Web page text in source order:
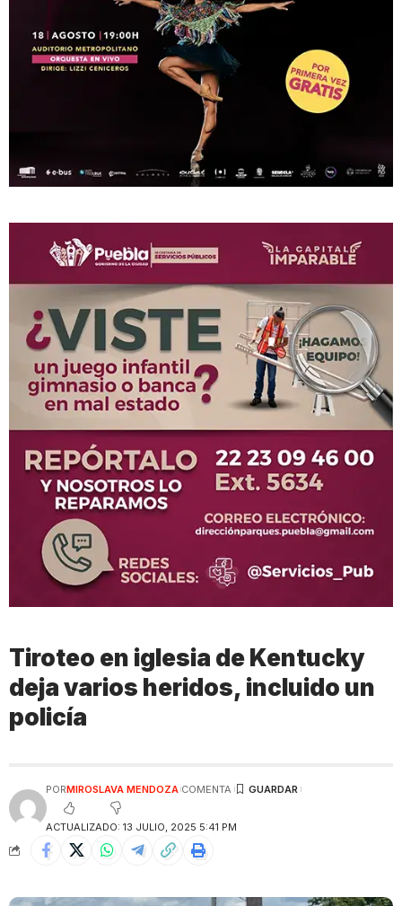
Tiroteo en iglesia de Kentucky
deja varios heridos, incluido un
policía
ACTUALIZADO: 13 JULIO, 2025 5:41 PM
PORMIROSLAVA MENDOZA COMENTA